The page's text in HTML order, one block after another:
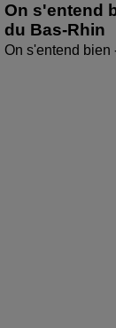
On s'entend
du Bas-Rhin
On s'entend bien